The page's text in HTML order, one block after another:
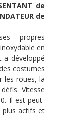
de
de
propres
en
a développé
costumes
les roues, la
Vitesse
Il est peut-
plus actifs et